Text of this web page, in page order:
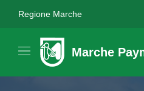
Regione Marche
Marche